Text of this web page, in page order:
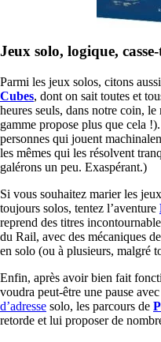
Jeux solo, logique,
Parmi les jeux solos, citons
Cubes, dont on sait toutes et
heures seuls, dans notre coin,
gamme propose plus que cela
personnes qui jouent
les mêmes qui les résolvent
galérons un peu. Exaspérant.)
Si vous souhaitez marier les
toujours solos, tentez l’aventure
reprend des titres
du Rail, avec des mécaniques
en solo (ou à plusieurs, malgré
Enfin, après avoir bien fait
voudra peut-être une pause
d’adresse solo, les parcours de
retorde et lui proposer de